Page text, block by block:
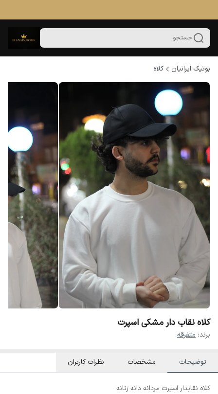
جستجو
بوتیک ایرانیان کلاه
کلاه نقاب دار مشکی اسپرت
برند: متفرقه
توضیحات مشخصات نظرات کاربران
کلاه نقابدار اسپرت مردانه دانه زنانه